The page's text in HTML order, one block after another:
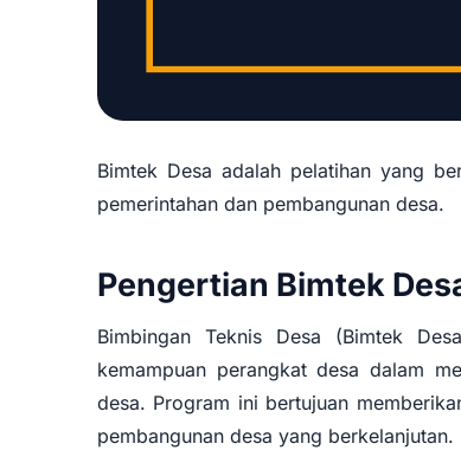
Diklat
Bimtek Desa adalah pelatihan yang
pemerintahan dan pembangunan desa.
Pengertian Bimtek
Bimbingan Teknis Desa (Bimtek
kemampuan perangkat desa dalam
desa. Program ini bertujuan
pembangunan desa yang berkelanjutan.